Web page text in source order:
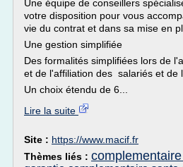
Une équipe de conseillers
votre disposition pour vous
vie du contrat et dans sa mise en
Une gestion simplifiée
Des formalités simplifiées lors de
et de l'affiliation des salariés et de
Un choix étendu de 6...
Lire la suite
Site : https://www.macif.fr
Thèmes liés :